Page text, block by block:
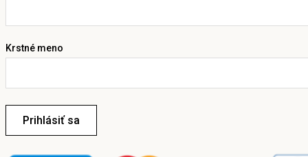
Krstné meno
Prihlásiť sa